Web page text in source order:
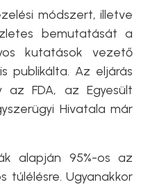
módszert, illetve
bemutatását a
kutatások vezető
publikálta. Az eljárás
az FDA, az Egyesült
Hivatala már
alapján 95%-os az
túlélésre. Ugyanakkor